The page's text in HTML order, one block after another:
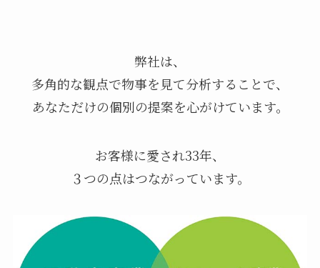
弊社は、
多角的な観点で物事を見て分析することで、
あなただけの個別の提案を心がけています。
お客様に愛され33年、
３つの点はつながっています。